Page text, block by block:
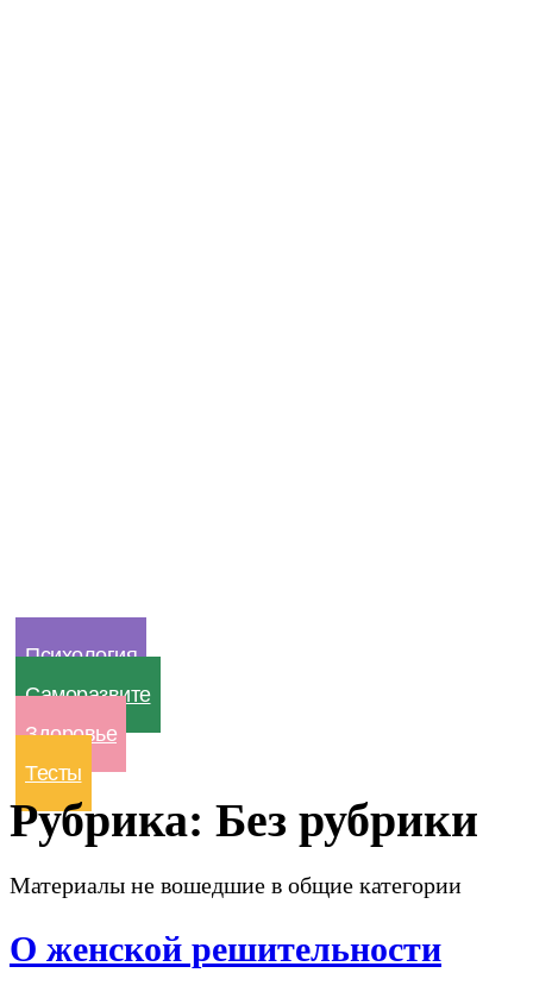
Психология
Саморазвите
Здоровье
Тесты
Рубрика: Без рубрики
Материалы не вошедшие в общие категории
О женской решительности